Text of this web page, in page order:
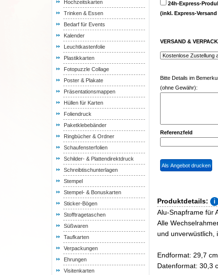
Hochzeitskarten
Trinken & Essen
Bedarf für Events
Kalender
Leuchtkastenfolie
Plastikkarten
Fotopuzzle Collage
Poster & Plakate
Präsentationsmappen
Hüllen für Karten
Foliendruck
Paketklebebänder
Ringbücher & Ordner
Schaufensterfolien
Schilder- & Plattendirektdruck
Schreibtischunterlagen
Stempel
Stempel- & Bonuskarten
Sticker-Bögen
Stofftragetaschen
Süßwaren
Taufkarten
Verpackungen
Ehrungen
Visitenkarten
24h-Express-
(inkl. Express-Versand
VERSAND &
Bitte Details im
(ohne Gewähr):
Referenzfeld
Produktdetails:
Alu-Snapframe für
Alle
und unverwüstlich,
Endformat: 29,7
Datenformat: 30,3